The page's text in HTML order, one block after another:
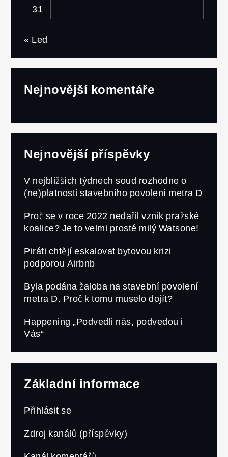
31
« Led
Nejnovější komentáře
Nejnovější příspěvky
V nejbližších týdnech soud rozhodne o
(ne)platnosti stavebního povolení metra D
Proč se v roce 2022 nedařil vznik pražské
koalice? Je to velmi prosté milý Watsone!
Piráti chtějí eskalovat bytovou krizi
podporou Airbnb
Byla podána žaloba na stavební povolení
metra D. Proč k tomu muselo dojít?
Happening „Podvedli nás, podvedou i
Vás“
Základní informace
Přihlásit se
Zdroj kanálů (příspěvky)